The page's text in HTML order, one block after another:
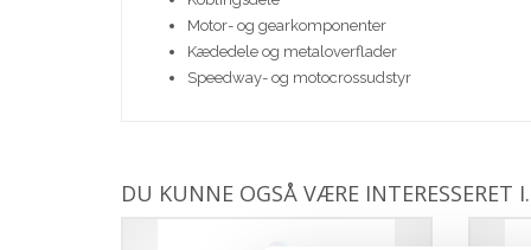
Motor- og gearkomponenter
Kædedele og metaloverflader
Speedway- og motocrossudstyr
DU KUNNE OGSÅ VÆRE INTERESSERET